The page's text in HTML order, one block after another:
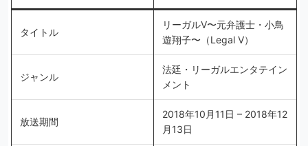
タイトル
リーガルV〜元弁護士・小鳥
遊翔子〜（Legal V）
ジャンル
法廷・リーガルエンタテイン
メント
放送期間
2018年10月11日 – 2018年12
月13日